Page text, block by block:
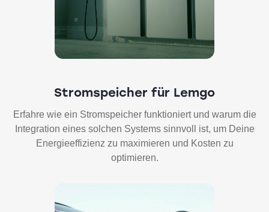
Stromspeicher für Lemgo
Erfahre wie ein Stromspeicher funktioniert und warum die
Integration eines solchen Systems sinnvoll ist, um Deine
Energieeffizienz zu maximieren und Kosten zu
optimieren.